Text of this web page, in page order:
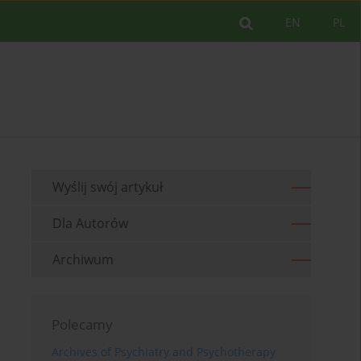
PL
EN
Wyślij swój artykuł
Dla Autorów
Archiwum
Polecamy
Archives of Psychiatry and Psychotherapy